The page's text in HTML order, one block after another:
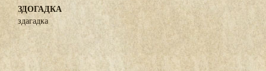
ЗДОГАДКА
здагадка